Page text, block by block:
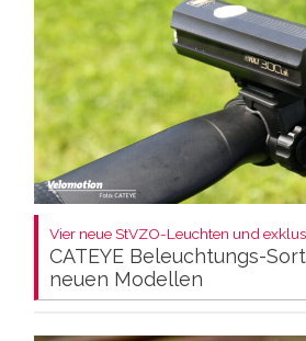
Vier neue StVZO-Leuchten und
CATEYE Beleuchtungs-
neuen Modellen